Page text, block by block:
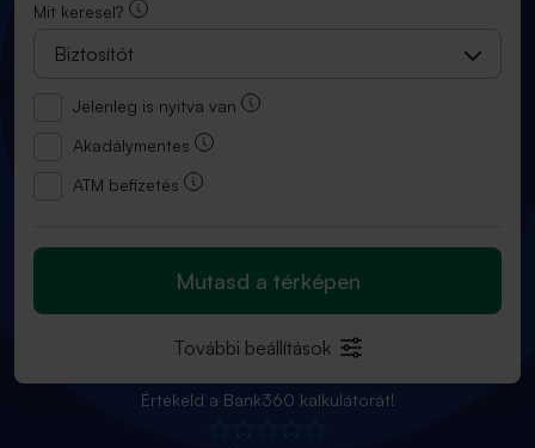
Mit keresel?
Biztosítót
Jelenleg is nyitva van
Akadálymentes
ATM befizetés
További beállítások
Mutasd a térképen
Értékeld a Bank360 kalkulátorát!